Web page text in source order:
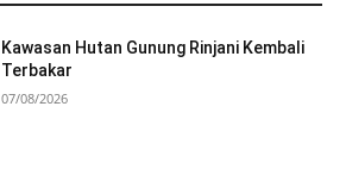
Kawasan Hutan Gunung Rinjani Kembali
Terbakar
07/08/2026